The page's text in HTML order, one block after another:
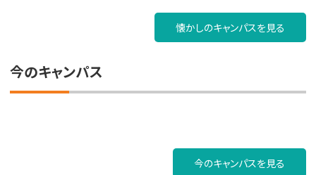
懐かしのキャンパスを見る
今のキャンパス
今のキャンパスを見る